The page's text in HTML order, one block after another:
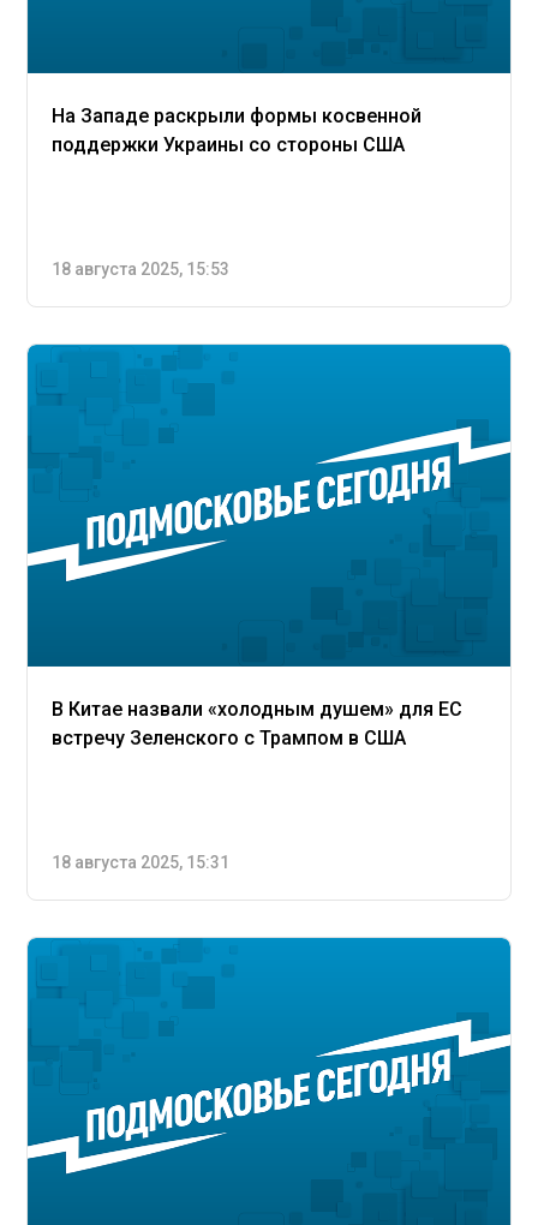
На Западе раскрыли формы косвенной
поддержки Украины со стороны США
18 августа 2025, 15:53
В Китае назвали «холодным душем» для ЕС
встречу Зеленского с Трампом в США
18 августа 2025, 15:31